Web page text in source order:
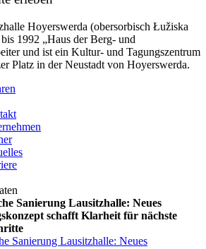
Hoyerswerda (obersorbisch Łužiska
1992 „Haus der Berg- und
und ist ein Kultur- und Tagungszentrum
Platz in der Neustadt von Hoyerswerda.
Sanierung Lausitzhalle: Neues
schafft Klarheit für nächste
Sanierung Lausitzhalle: Neues